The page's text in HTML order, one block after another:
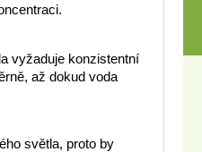
vyžaduje konzistentní
až dokud voda
světla, proto by